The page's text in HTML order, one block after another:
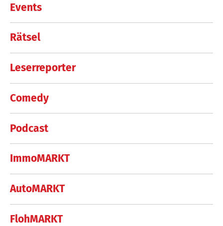
Events
Rätsel
Leserreporter
Comedy
Podcast
ImmoMARKT
AutoMARKT
FlohMARKT